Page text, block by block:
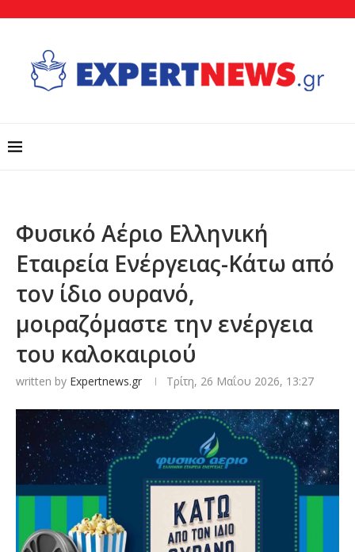
Φυσικό Αέριο Ελληνική
Εταιρεία Ενέργειας-Κάτω από
τον ίδιο ουρανό,
μοιραζόμαστε την ενέργεια
του καλοκαιριού
written by Expertnews.gr Τρίτη, 26 Μαΐου 2026, 13:27